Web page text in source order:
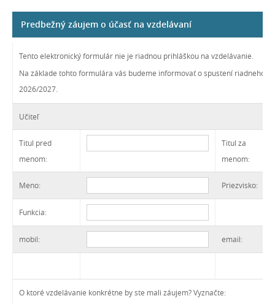
Predbežný záujem o účasť na vzdelávaní
Tento elektronický formulár nie je riadnou prihláškou na vzdelávanie.
Na základe tohto formulára vás budeme informovať o spustení riadneho
2026/2027.
Učiteľ
Titul pred
menom:
Titul za
menom:
Meno: Priezvisko:
Funkcia:
mobil: email:
O ktoré vzdelávanie konkrétne by ste mali záujem? Vyznačte: